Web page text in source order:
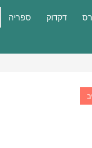
דקדוק ספריה